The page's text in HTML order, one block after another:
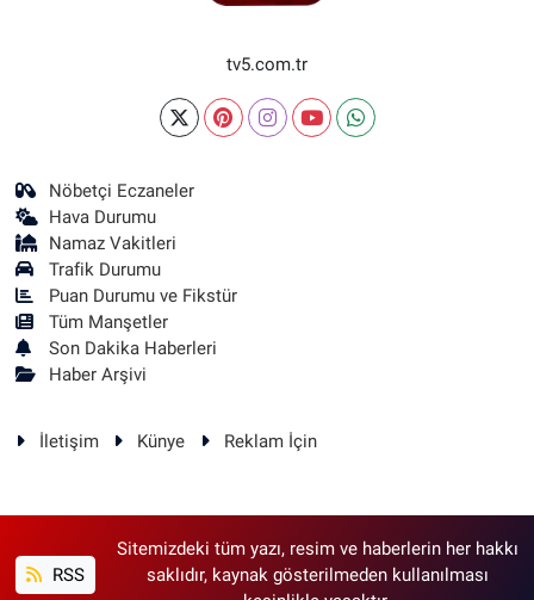
tv5.com.tr
Nöbetçi Eczaneler
Hava Durumu
Namaz Vakitleri
Trafik Durumu
Puan Durumu ve Fikstür
Tüm Manşetler
Son Dakika Haberleri
Haber Arşivi
İletişim Künye Reklam İçin
RSS
Sitemizdeki tüm yazı, resim ve haberlerin her hakkı
saklıdır, kaynak gösterilmeden kullanılması